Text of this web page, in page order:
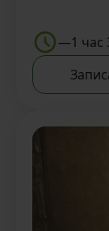
—1 час